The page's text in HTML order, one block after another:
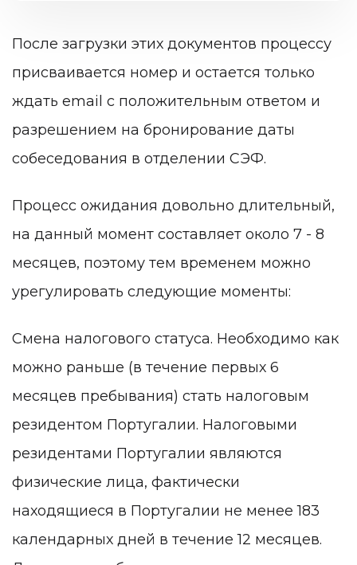
После загрузки этих документов процессу
присваивается номер и остается только
ждать email с положительным ответом и
разрешением на бронирование даты
собеседования в отделении СЭФ.
Процесс ожидания довольно длительный,
на данный момент составляет около 7 - 8
месяцев, поэтому тем временем можно
урегулировать следующие моменты:
Смена налогового статуса. Необходимо как
можно раньше (в течение первых 6
месяцев пребывания) стать налоговым
резидентом Португалии. Налоговыми
резидентами Португалии являются
физические лица, фактически
находящиеся в Португалии не менее 183
календарных дней в течение 12 месяцев.